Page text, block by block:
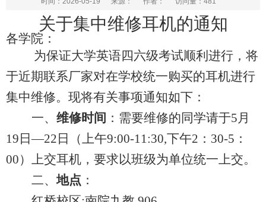
关于集中维修耳机的通知
各学院：
为保证大学英语四六级考试顺利进行，将
于近期联系厂家对在学校统一购买的耳机进行
集中维修。现将有关事项通知如下：
一、 维修时间 ：需要维修的同学请于5月
19日—22日（上午9:00-11:30,下午2：30-5：
00）上交耳机，要求以班级为单位统一上交。
二、地点 ：